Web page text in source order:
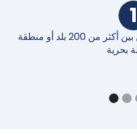
1
اختر وجهتك وباقة البيانات من بين أكثر من 200 بلد أو منطقة